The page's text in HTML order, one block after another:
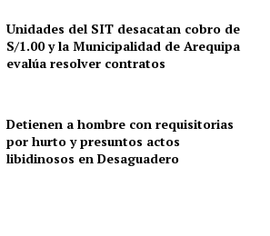
Unidades del SIT desacatan cobro de
S/1.00 y la Municipalidad de Arequipa
evalúa resolver contratos
Detienen a hombre con requisitorias
por hurto y presuntos actos
libidinosos en Desaguadero